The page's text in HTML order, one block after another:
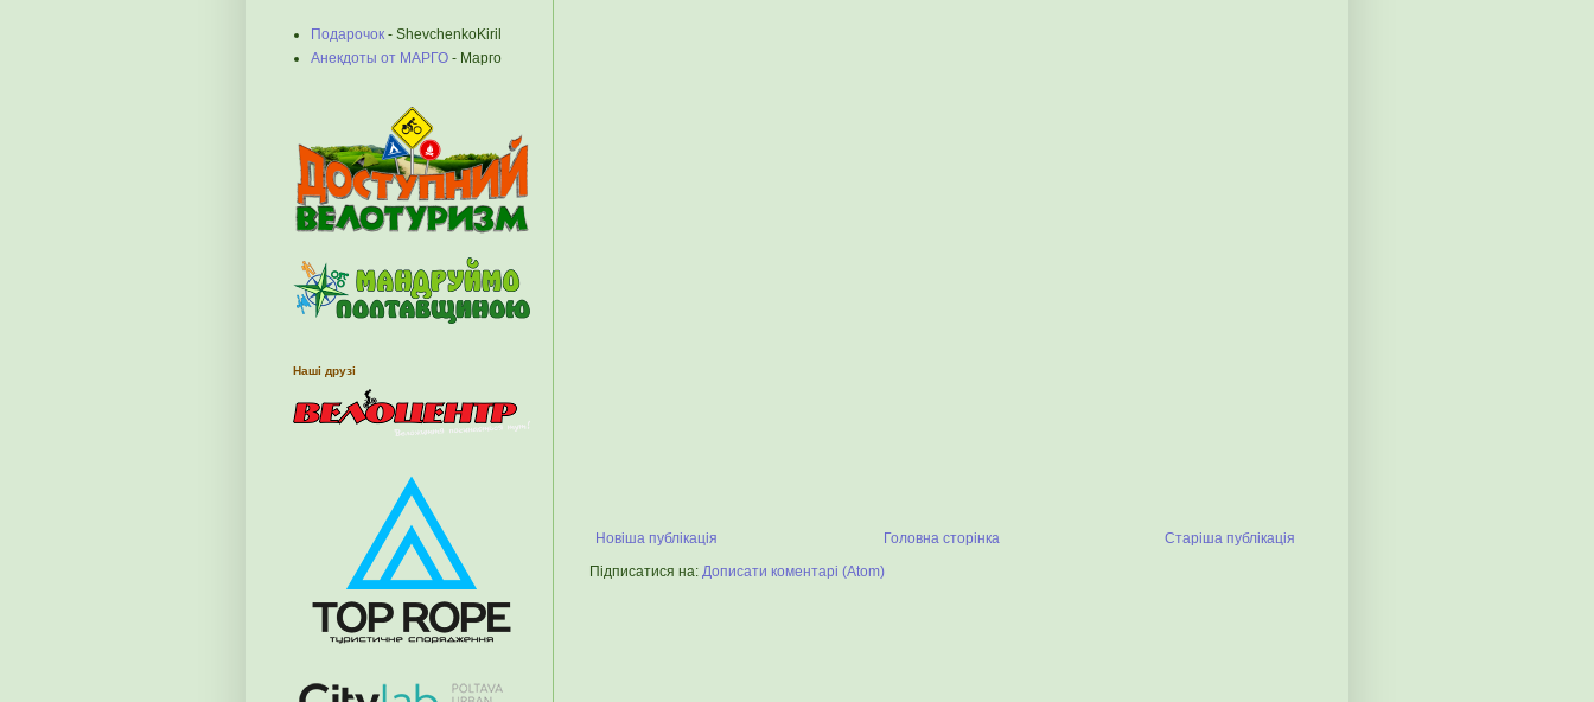
Новіша публікація Старіша публікація
Головна сторінка
Підписатися на: Дописати коментарі (Atom)
Подарочок - ShevchenkoKiril
Анекдоты от МАРГО - Марго
Наші друзі